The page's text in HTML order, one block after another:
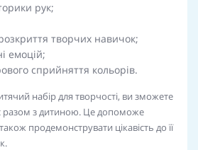
рук;
творчих навичок;
емоцій;
сприйняття кольорів.
набір для творчості, ви зможете
разом з дитиною. Це допоможе
продемонструвати цікавість до її